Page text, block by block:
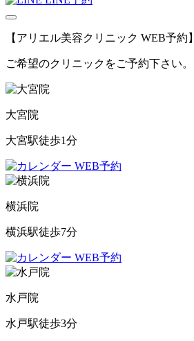
【アリエル美容クリニック WEB予約】
ご希望のクリニックをご予約下さい。
大宮院
大宮駅徒歩1分
WEB予約
横浜院
横浜駅徒歩7分
WEB予約
水戸院
水戸駅徒歩3分